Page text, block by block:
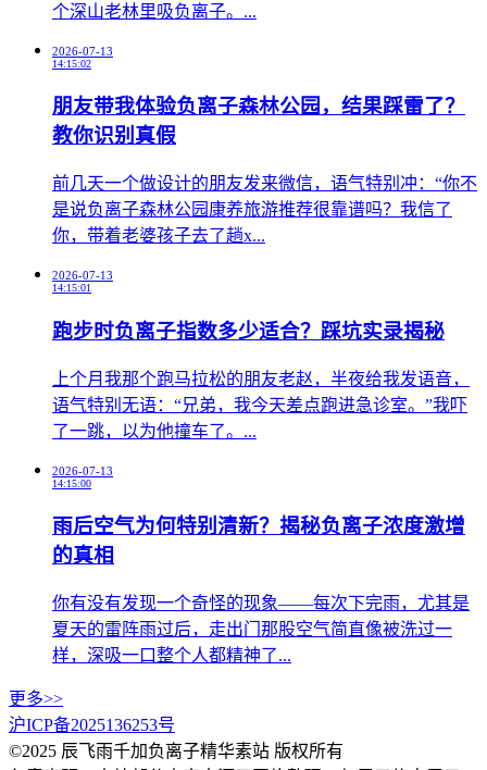
个深山老林里吸负离子。...
2026-07-13
14:15:02
朋友带我体验负离子森林公园，结果踩雷了？
教你识别真假
前几天一个做设计的朋友发来微信，语气特别冲：“你不
是说负离子森林公园康养旅游推荐很靠谱吗？我信了
你，带着老婆孩子去了趟x...
2026-07-13
14:15:01
跑步时负离子指数多少适合？踩坑实录揭秘
上个月我那个跑马拉松的朋友老赵，半夜给我发语音，
语气特别无语：“兄弟，我今天差点跑进急诊室。”我吓
了一跳，以为他撞车了。...
2026-07-13
14:15:00
雨后空气为何特别清新？揭秘负离子浓度激增
的真相
你有没有发现一个奇怪的现象——每次下完雨，尤其是
夏天的雷阵雨过后，走出门那股空气简直像被洗过一
样，深吸一口整个人都精神了...
更多>>
沪ICP备2025136253号
©2025 辰飞雨千加负离子精华素站 版权所有